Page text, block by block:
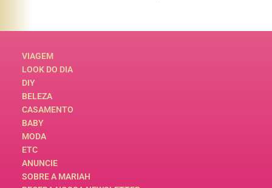
VIAGEM
LOOK DO DIA
DIY
BELEZA
CASAMENTO
BABY
MODA
ETC
ANUNCIE
SOBRE A MARIAH